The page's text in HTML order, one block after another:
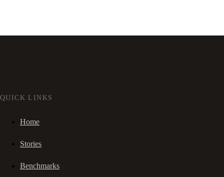
QUICK LINKS
Home
Stories
Benchmarks